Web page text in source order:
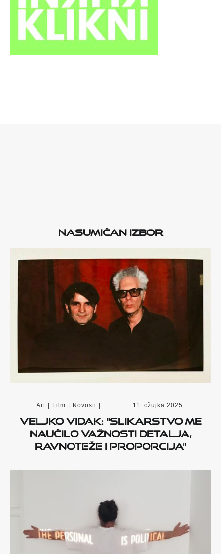
Nasumičan izbor
Art | Film | Novosti | 11. ožujka 2025.
Veljko Vidak: “Slikarstvo me
naučilo važnosti detalja,
ravnoteže i proporcija”